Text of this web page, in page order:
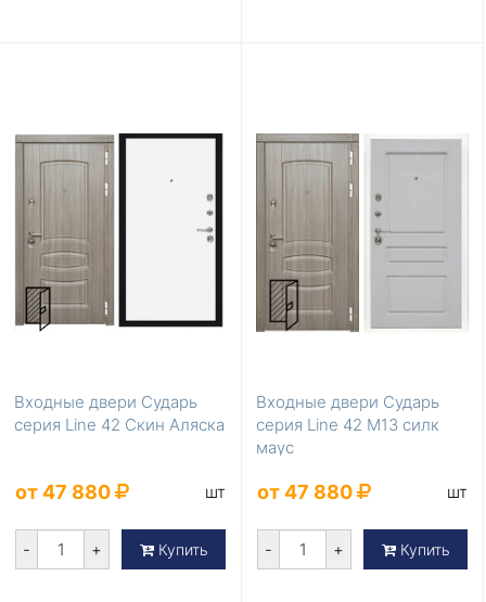
Входные двери Сударь
серия Line 42 Скин Аляска
от 47 880 шт
- + Купить
Входные двери Сударь
серия Line 42 М13 силк
маус
от 47 880 шт
- + Купить